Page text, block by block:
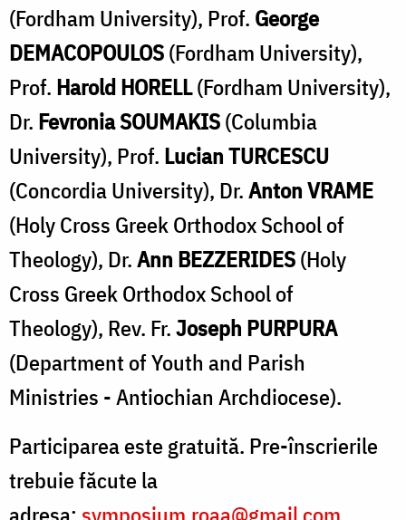
(Fordham University), Prof. George
DEMACOPOULOS(Fordham University),
Prof. Harold HORELL(Fordham University),
Dr. Fevronia SOUMAKIS(Columbia
University), Prof. Lucian TURCESCU
(Concordia University), Dr.Anton VRAME
(Holy Cross Greek Orthodox School of
Theology), Dr.Ann BEZZERIDES(Holy
Cross Greek Orthodox School of
Theology), Rev. Fr.Joseph PURPURA
(Department of Youth and Parish
Ministries - Antiochian Archdiocese).
Participarea este gratuită. Pre-înscrierile
trebuie făcute la